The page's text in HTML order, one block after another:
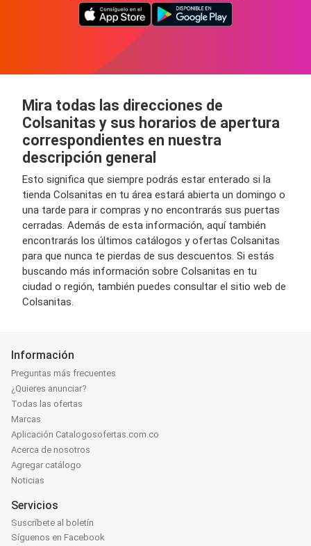
Mira todas las direcciones de
Colsanitas y sus horarios de apertura
correspondientes en nuestra
descripción general
Esto significa que siempre podrás estar enterado si la
tienda Colsanitas en tu área estará abierta un domingo o
una tarde para ir compras y no encontrarás sus puertas
cerradas. Además de esta información, aquí también
encontrarás los últimos catálogos y ofertas Colsanitas
para que nunca te pierdas de sus descuentos. Si estás
buscando más información sobre Colsanitas en tu
ciudad o región, también puedes consultar el sitio web de
Colsanitas.
Información
Preguntas más frecuentes
¿Quieres anunciar?
Todas las ofertas
Marcas
Aplicación Catalogosofertas.com.co
Acerca de nosotros
Agregar catálogo
Noticias
Servicios
Suscríbete al boletín
Síguenos en Facebook